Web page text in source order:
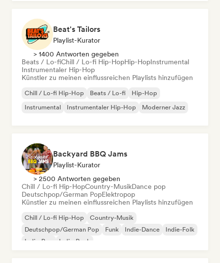
Beat's Tailors
Playlist-Kurator
> 1400 Antworten gegeben
Beats / Lo-fiChill / Lo-fi Hip-HopHip-HopInstrumental
Instrumentaler Hip-Hop
Künstler zu meinen einflussreichen Playlists hinzufügen
Chill / Lo-fi Hip-Hop Beats / Lo-fi
Hip-Hop
Instrumental
Instrumentaler Hip-Hop Moderner Jazz
Backyard BBQ Jams
Playlist-Kurator
> 2500 Antworten gegeben
Chill / Lo-fi Hip-HopCountry-MusikDance pop
Deutschpop/German PopElektropop
Künstler zu meinen einflussreichen Playlists hinzufügen
Chill / Lo-fi Hip-Hop
Country-Musik
Deutschpop/German Pop
Funk Indie-Dance
Indie-Folk
Indie-Pop
Indie-Rock